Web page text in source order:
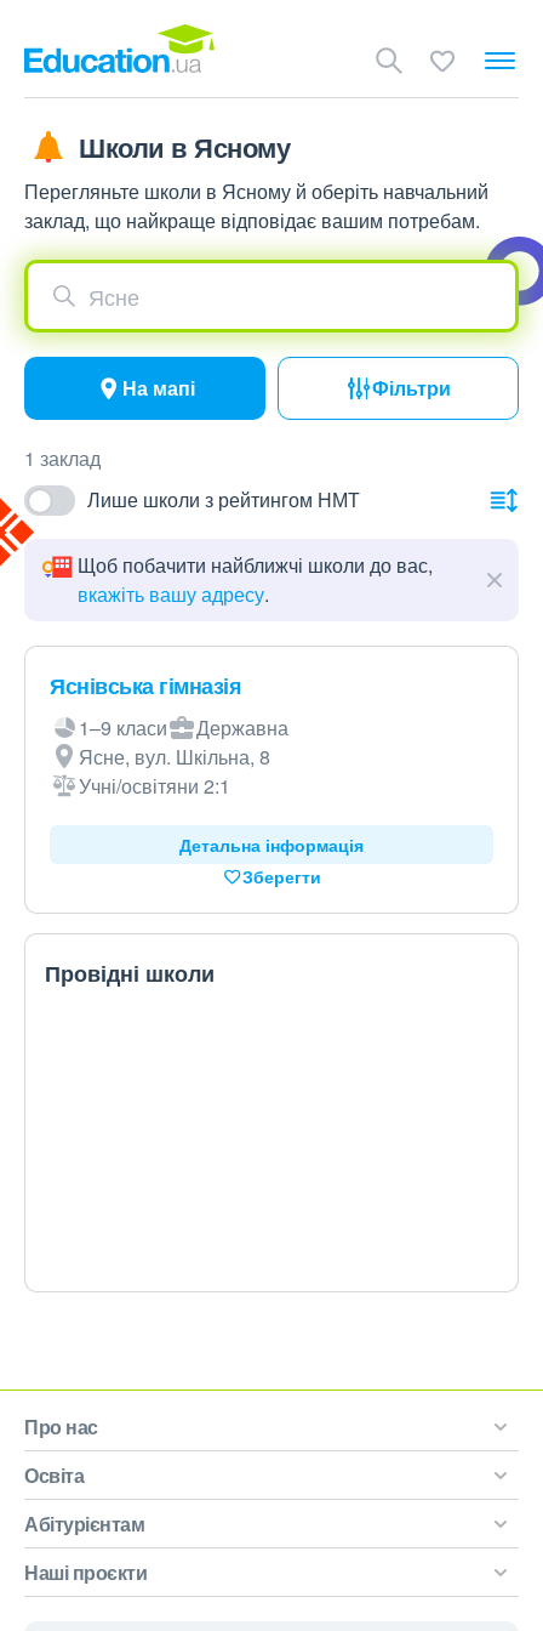
Школи в Ясному
Перегляньте школи в Ясному й оберіть навчальний
заклад, що найкраще відповідає вашим потребам.
Ясне
На мапі Фільтри
1 заклад
Лише школи з рейтингом НМТ
Щоб побачити найближчі школи до вас,
вкажіть вашу адресу.
Яснівська гімназія
1–9 класи
Державна
Ясне, вул. Шкільна, 8
Учні/освітяни 2:1
Детальна інформація
Зберегти
Провідні школи
Про нас
Освіта
Абітурієнтам
Наші проєкти